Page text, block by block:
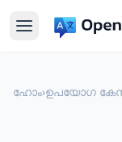
ഹോം›ഉപയോഗ